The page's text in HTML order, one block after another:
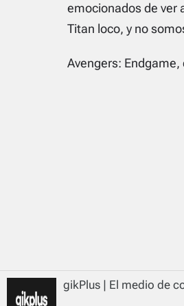
emocionados de ver
Titan loco, y no
Avengers:
gikPlus | El medio de